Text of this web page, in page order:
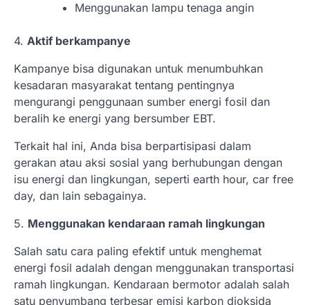
Menggunakan lampu tenaga angin
4. Aktif berkampanye
Kampanye bisa digunakan untuk menumbuhkan
kesadaran masyarakat tentang pentingnya
mengurangi penggunaan sumber energi fosil dan
beralih ke energi yang bersumber EBT.
Terkait hal ini, Anda bisa berpartisipasi dalam
gerakan atau aksi sosial yang berhubungan dengan
isu energi dan lingkungan, seperti earth hour, car free
day, dan lain sebagainya.
5. Menggunakan kendaraan ramah lingkungan
Salah satu cara paling efektif untuk menghemat
energi fosil adalah dengan menggunakan transportasi
ramah lingkungan. Kendaraan bermotor adalah salah
satu penyumbang terbesar emisi karbon dioksida